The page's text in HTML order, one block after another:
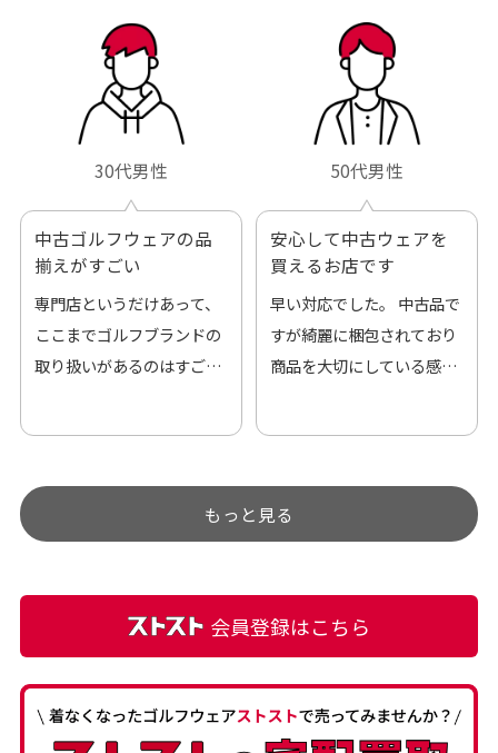
30代男性
中古ゴルフウェアの品
揃えがすごい
専門店というだけあって、
ここまでゴルフブランドの
取り扱いがあるのはすご
す。
50代男性
安心して中古ウェアを
買えるお店です
早い対応でした。 中古品で
すが綺麗に梱包されており
商品を大切にしている感が
うぐらい目立つことなく綺
麗な商品でお安く購入でき
もっと見る
会員登録はこちら